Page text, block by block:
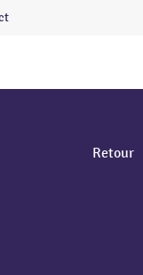
Retour